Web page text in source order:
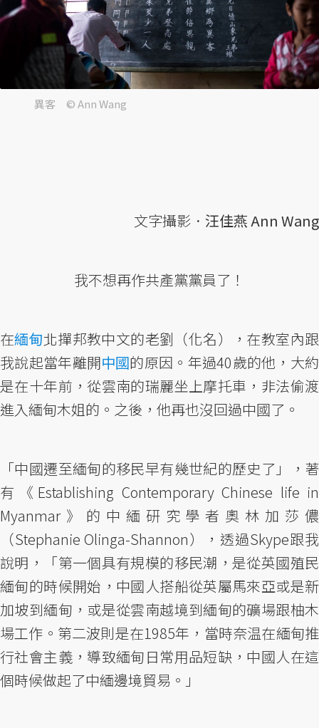
異客 © Ann Wang
文字攝影． 汪佳燕 Ann Wang
我不想再作共產黨黨員了！
在緬甸北撣邦教中文的老劉（化名），在教室內跟
我說起當年離開中國的原因。年過40歲的他，大約
是在十年前，從雲南的瑞麗坐上摩托車，非法偷渡
進入緬甸木姐的。之後，他再也沒回過中國了。
「中國遷至緬甸的移民早有幾世紀的歷史了」，著
有《Establishing Contemporary Chinese life in
Myanmar》的中緬研究學者奧林加莎儂
（Stephanie Olinga-Shannon），透過Skype跟我
說明，「第一個具有規模的移民潮，是從英國殖民
緬甸的時候開始，中國人搭船從英屬馬來亞或是新
加坡到緬甸，或是從雲南越境到緬甸的礦場跟柚木
場工作。第二波則是在1985年，當時奈温在緬甸推
行社會主義，導致緬甸日常用品短缺，中國人在這
個時候做起了中緬邊境貿易。」